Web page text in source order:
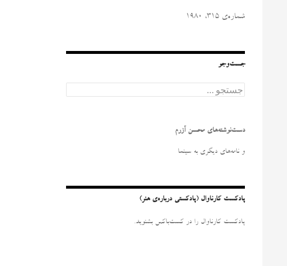
شماره‌ی ۳۱۵، ۱۹۸۰
جست‌وجو
ج
س
و
ر
دست‌نوشته‌های محسن آزرم
و نامه‌‌های دیگری به سینما
پادکست کارناوال (پادکستی درباره‌ی هنر)
پادکست کارناوال را در کست‌باکس بشنوید.